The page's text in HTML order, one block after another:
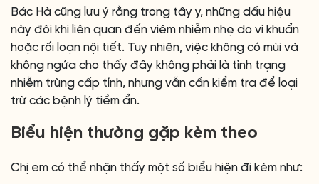
Bác Hà cũng lưu ý rằng trong tây y, những dấu hiệu
này đôi khi liên quan đến viêm nhiễm nhẹ do vi khuẩn
hoặc rối loạn nội tiết. Tuy nhiên, việc không có mùi và
không ngứa cho thấy đây không phải là tình trạng
nhiễm trùng cấp tính, nhưng vẫn cần kiểm tra để loại
trừ các bệnh lý tiềm ẩn.
Biểu hiện thường gặp kèm theo
Chị em có thể nhận thấy một số biểu hiện đi kèm như: